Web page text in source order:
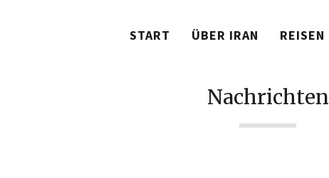
START ÜBER IRAN REISEN
Nachrichten